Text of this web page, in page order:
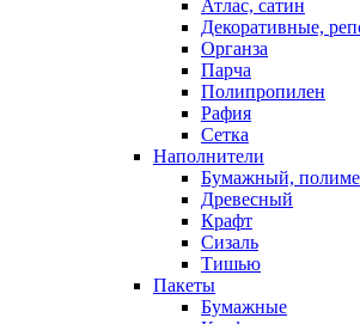
Атлас, сатин
Декоративные,
Органза
Парча
Полипропилен
Рафия
Сетка
Наполнители
Бумажный,
Древесный
Крафт
Сизаль
Тишью
Пакеты
Бумажные